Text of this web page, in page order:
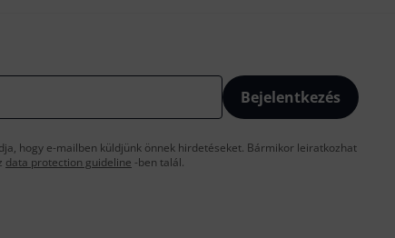
Bejelentkezés
hogy e-mailben küldjünk önnek hirdetéseket. Bármikor leiratkozhat
data protection guideline -ben talál.